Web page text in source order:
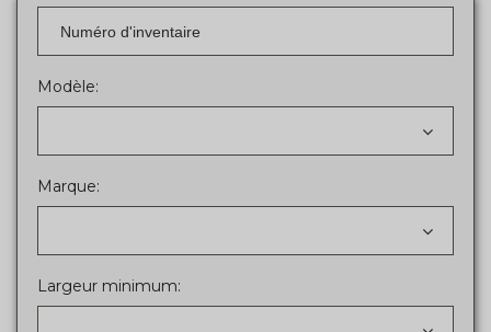
Modèle:
Marque:
Largeur minimum: